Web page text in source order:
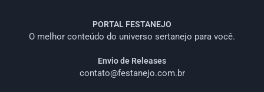
PORTAL FESTANEJO
O melhor conteúdo do universo sertanejo para você.
Envio de Releases
contato@festanejo.com.br